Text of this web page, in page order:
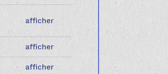
afficher
afficher
afficher